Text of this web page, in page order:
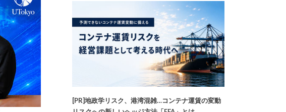
[PR]地政学リスク、港湾混雑…コンテナ運賃の変動